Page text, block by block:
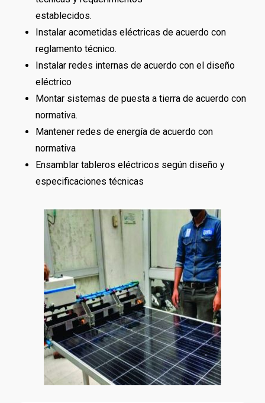
establecidos.
Instalar acometidas eléctricas de acuerdo con
reglamento técnico.
Instalar redes internas de acuerdo con el diseño
eléctrico
Montar sistemas de puesta a tierra de acuerdo con
normativa.
Mantener redes de energía de acuerdo con
normativa
Ensamblar tableros eléctricos según diseño y
especificaciones técnicas